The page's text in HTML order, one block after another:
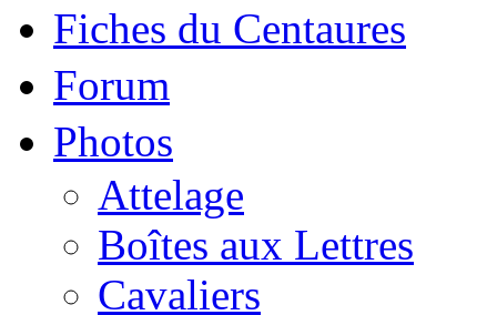
Fiches du Centaures
Forum
Photos
Attelage
Boîtes aux Lettres
Cavaliers